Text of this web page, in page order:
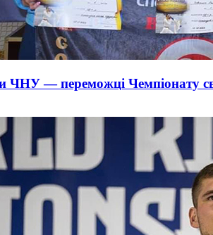
ЧНУ — переможці Чемпіонату